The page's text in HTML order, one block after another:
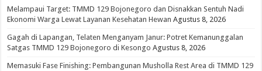
Melampaui Target: TMMD 129 Bojonegoro dan Disnakkan Sentuh Nadi
Ekonomi Warga Lewat Layanan Kesehatan Hewan Agustus 8, 2026
Gagah di Lapangan, Telaten Menganyam Janur: Potret Kemanunggalan
Satgas TMMD 129 Bojonegoro di Kesongo Agustus 8, 2026
Memasuki Fase Finishing: Pembangunan Musholla Rest Area di TMMD 129